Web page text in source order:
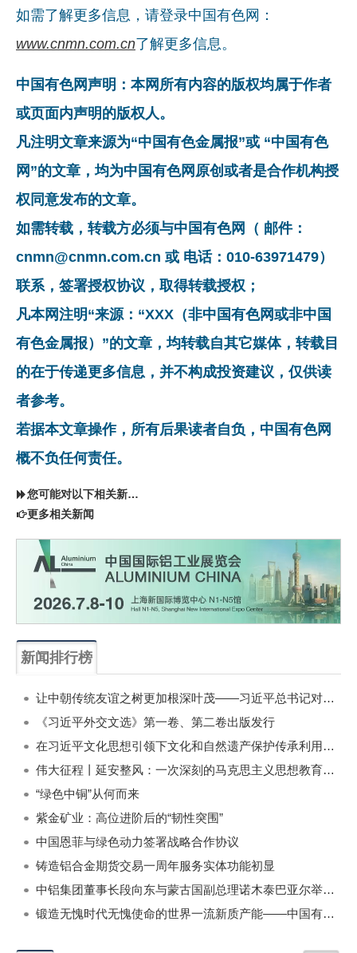
如需了解更多信息，请登录中国有色网：
www.cnmn.com.cn了解更多信息。
中国有色网声明：本网所有内容的版权均属于作者
或页面内声明的版权人。
凡注明文章来源为“中国有色金属报”或 “中国有色
网”的文章，均为中国有色网原创或者是合作机构授
权同意发布的文章。
如需转载，转载方必须与中国有色网（ 邮件：
cnmn@cnmn.com.cn 或 电话：010-63971479）
联系，签署授权协议，取得转载授权；
凡本网注明“来源：“XXX（非中国有色网或非中国
有色金属报）”的文章，均转载自其它媒体，转载目
的在于传递更多信息，并不构成投资建议，仅供读
者参考。
若据本文章操作，所有后果读者自负，中国有色网
概不负任何责任。
您可能对以下相关新闻同样感兴趣
更多相关新闻
新闻排行榜
让中朝传统友谊之树更加根深叶茂——习近平总书记对朝鲜进行国事访问纪实
《习近平外交文选》第一卷、第二卷出版发行
在习近平文化思想引领下文化和自然遗产保护传承利用工作开创新局面
伟大征程丨延安整风：一次深刻的马克思主义思想教育运动
“绿色中铜”从何而来
紫金矿业：高位进阶后的“韧性突围”
中国恩菲与绿色动力签署战略合作协议
铸造铝合金期货交易一周年服务实体功能初显
中铝集团董事长段向东与蒙古国副总理诺木泰巴亚尔举行会谈
锻造无愧时代无愧使命的世界一流新质产能——中国有色金属工业的战略应对与破局之道（二）